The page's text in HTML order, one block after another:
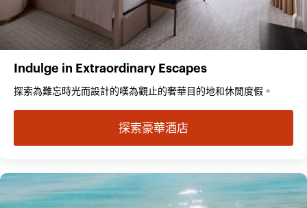
Indulge in Extraordinary Escapes
探索為難忘時光而設計的嘆為觀止的奢華目的地和休閒度假。
探索豪華酒店